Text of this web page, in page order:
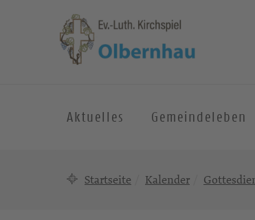
Aktuelles Gemeindeleben
Startseite Kalender